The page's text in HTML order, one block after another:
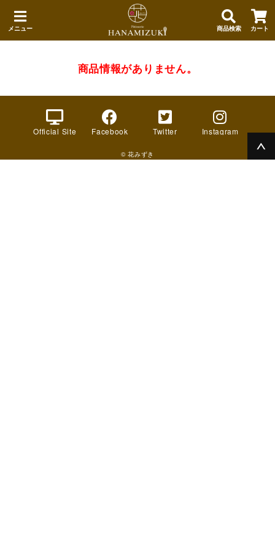
メニュー 商品検索 カート
商品情報がありません。
Official Site Facebook Twitter Instagram
© 花みずき